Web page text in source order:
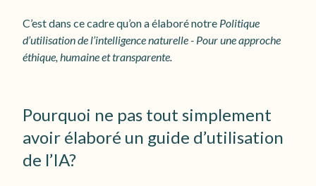
C’est dans ce cadre qu’on a élaboré notre Politique
d’utilisation de l’intelligence naturelle - Pour une approche
éthique, humaine et transparente.
Pourquoi ne pas tout simplement
avoir élaboré un guide d’utilisation
de l’IA?